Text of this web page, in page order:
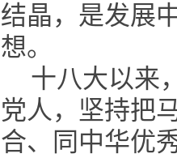
结晶，是发展
想。
十八大以来
党人，坚持把
合、同中华优